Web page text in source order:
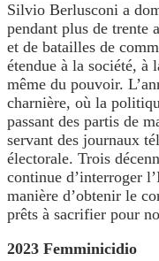
Silvio Berlusconi a
pendant plus de trente
et de batailles de
étendue à la société, à
même du pouvoir.
charnière, où la
passant des partis de
servant des journaux
électorale. Trois
continue d’interroger
manière d’obtenir le
prêts à sacrifier pour
2023 Femminicidio